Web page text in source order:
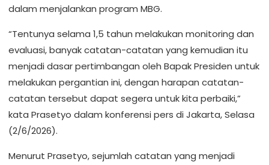
dalam menjalankan program MBG.
“Tentunya selama 1,5 tahun melakukan monitoring dan
evaluasi, banyak catatan-catatan yang kemudian itu
menjadi dasar pertimbangan oleh Bapak Presiden untuk
melakukan pergantian ini, dengan harapan catatan-
catatan tersebut dapat segera untuk kita perbaiki,”
kata Prasetyo dalam konferensi pers di Jakarta, Selasa
(2/6/2026).
Menurut Prasetyo, sejumlah catatan yang menjadi